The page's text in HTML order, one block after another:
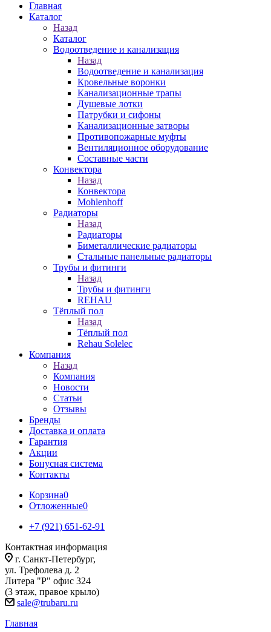
Главная
Каталог
Назад
Каталог
Водоотведение и канализация
Назад
Водоотведение и канализация
Кровельные воронки
Канализационные трапы
Душевые лотки
Патрубки и сифоны
Канализационные затворы
Противопожарные муфты
Вентиляционное оборудование
Составные части
Конвектора
Назад
Конвектора
Mohlenhoff
Радиаторы
Назад
Радиаторы
Биметаллические радиаторы
Стальные панельные радиаторы
Трубы и фитинги
Назад
Трубы и фитинги
REHAU
Тёплый пол
Назад
Тёплый пол
Rehau Solelec
Компания
Назад
Компания
Новости
Статьи
Отзывы
Бренды
Доставка и оплата
Гарантия
Акции
Бонусная система
Контакты
Корзина0
Отложенные0
+7 (921) 651-62-91
Контактная информация
г. Санкт-Петербург,
ул. Трефолева д. 2
Литера "Р" офис 324
(3 этаж, правое крыло)
sale@trubaru.ru
Главная